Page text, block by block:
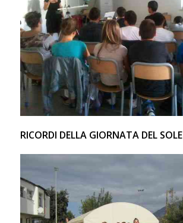
RICORDI DELLA GIORNATA DEL SOLE